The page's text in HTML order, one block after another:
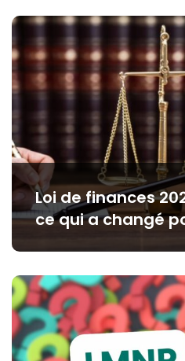
Loi de finances
ce qui a changé